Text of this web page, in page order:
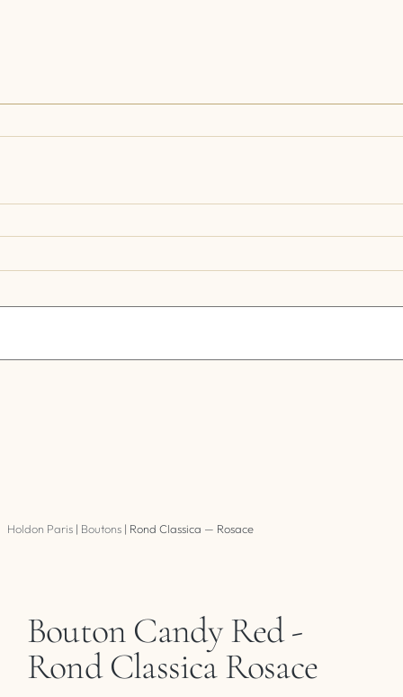
Holdon Paris | Boutons | Rond Classica — Rosace
Bouton Candy Red -
Rond Classica Rosace